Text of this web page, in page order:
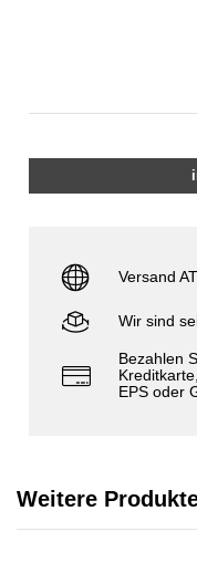
Versand
Wir sind
Bezahlen
EPS oder
Weitere